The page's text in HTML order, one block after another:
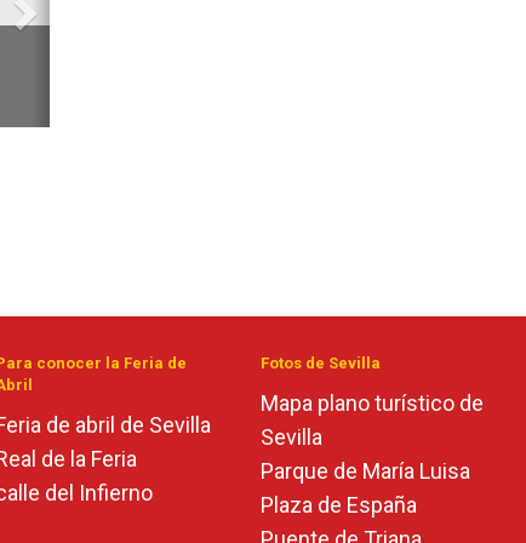
conocer la Feria de
de abril de Sevilla
de la Feria
del Infierno
Fotos de Sevilla
Mapa plano turístico de
Sevilla
Parque de María Luisa
Plaza de España